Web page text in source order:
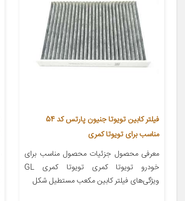
فیلتر کابین تویوتا جنیون پارتس کد 54
مناسب برای تویوتا کمری
معرفی محصول جزئیات محصول مناسب برای
خودرو تویوتا کمری تویوتا کمری GL
ویژگی‌های فیلتر کابین مکعب مستطیل شکل